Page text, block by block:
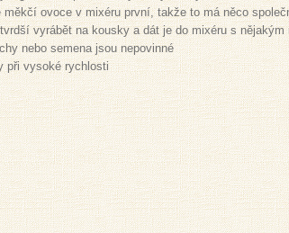
měkčí ovoce v mixéru první, takže to má něco
vyrábět na kousky a dát je do mixéru s
nebo semena jsou nepovinné
při vysoké rychlosti